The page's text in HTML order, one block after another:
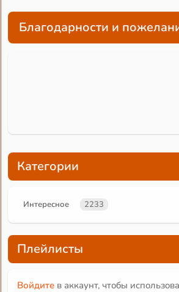
Благодарности и
Категории
Интересное 2233
Плейлисты
Войдите в аккаунт, чтобы